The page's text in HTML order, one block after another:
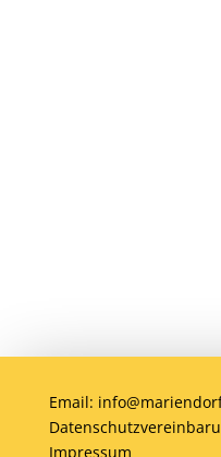
Email:
Impressum